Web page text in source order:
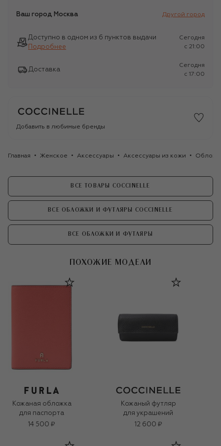
Ваш город Москва Другой город
Доступно в одном из 6 пунктов выдачи
Подробнее
Сегодня
c 21:00
Доставка
Сегодня
c 17:00
Добавить в любимые бренды
Главная Женское Аксессуары Аксессуары из кожи
ВСЕ ТОВАРЫ COCCINELLE
ВСЕ ОБЛОЖКИ И ФУТЛЯРЫ COCCINELLE
ВСЕ ОБЛОЖКИ И ФУТЛЯРЫ
ПОХОЖИЕ МОДЕЛИ
Кожаная обложка
для паспорта
14 500 ₽
Кожаный футляр
для украшений
12 600 ₽